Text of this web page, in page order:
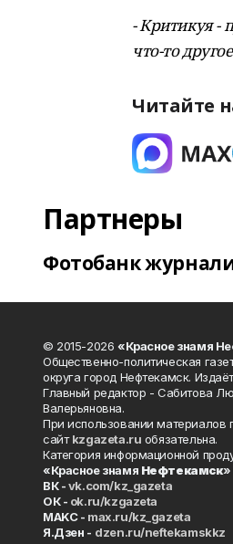
- Критикуя -
что-то
Читайте
Партнеры
Фотобанк
© 2015-2026 «Красное знамя
Общественно-политическая
округа город Нефтекамск.
Главный редактор - Сабитова
Валерьяновна.
При использовании материалов
сайтkzgazeta.ru обязательна.
Категория информационной
«Красное знамя Нефтекамск»
ВК -vk.com/kz_gazeta
ОК - ok.ru/kzgazeta
MAKC - max.ru/kz_gazeta
Я.Дзен - dzen.ru/neftekamskkz